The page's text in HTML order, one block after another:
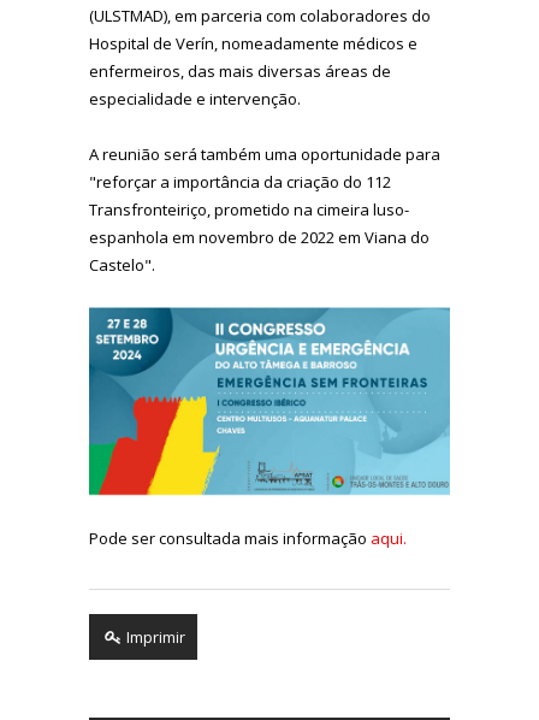
(ULSTMAD), em parceria com colaboradores do
Hospital de Verín, nomeadamente médicos e
enfermeiros, das mais diversas áreas de
especialidade e intervenção.
A reunião será também uma oportunidade para
"reforçar a importância da criação do 112
Transfronteiriço, prometido na cimeira luso-
espanhola em novembro de 2022 em Viana do
Castelo".
Pode ser consultada mais informação aqui.
Imprimir